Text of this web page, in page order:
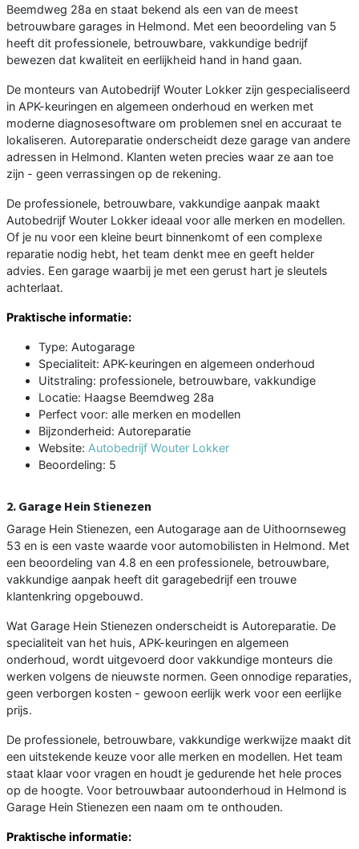
Beemdweg 28a en staat bekend als een van de meest
betrouwbare garages in Helmond. Met een beoordeling van 5
heeft dit professionele, betrouwbare, vakkundige bedrijf
bewezen dat kwaliteit en eerlijkheid hand in hand gaan.
De monteurs van Autobedrijf Wouter Lokker zijn gespecialiseerd
in APK-keuringen en algemeen onderhoud en werken met
moderne diagnosesoftware om problemen snel en accuraat te
lokaliseren. Autoreparatie onderscheidt deze garage van andere
adressen in Helmond. Klanten weten precies waar ze aan toe
zijn - geen verrassingen op de rekening.
De professionele, betrouwbare, vakkundige aanpak maakt
Autobedrijf Wouter Lokker ideaal voor alle merken en modellen.
Of je nu voor een kleine beurt binnenkomt of een complexe
reparatie nodig hebt, het team denkt mee en geeft helder
advies. Een garage waarbij je met een gerust hart je sleutels
achterlaat.
Praktische informatie:
Type: Autogarage
Specialiteit: APK-keuringen en algemeen onderhoud
Uitstraling: professionele, betrouwbare, vakkundige
Locatie: Haagse Beemdweg 28a
Perfect voor: alle merken en modellen
Bijzonderheid: Autoreparatie
Website: Autobedrijf Wouter Lokker
Beoordeling: 5
2. Garage Hein Stienezen
Garage Hein Stienezen, een Autogarage aan de Uithoornseweg
53 en is een vaste waarde voor automobilisten in Helmond. Met
een beoordeling van 4.8 en een professionele, betrouwbare,
vakkundige aanpak heeft dit garagebedrijf een trouwe
klantenkring opgebouwd.
Wat Garage Hein Stienezen onderscheidt is Autoreparatie. De
specialiteit van het huis, APK-keuringen en algemeen
onderhoud, wordt uitgevoerd door vakkundige monteurs die
werken volgens de nieuwste normen. Geen onnodige reparaties,
geen verborgen kosten - gewoon eerlijk werk voor een eerlijke
prijs.
De professionele, betrouwbare, vakkundige werkwijze maakt dit
een uitstekende keuze voor alle merken en modellen. Het team
staat klaar voor vragen en houdt je gedurende het hele proces
op de hoogte. Voor betrouwbaar autoonderhoud in Helmond is
Garage Hein Stienezen een naam om te onthouden.
Praktische informatie: